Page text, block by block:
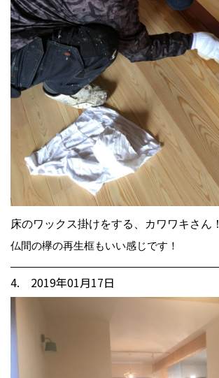
床のワックス掛けをする、カワワキさん！
仏間の欅の再生框もいい感じです！
4. 2019年01月17日